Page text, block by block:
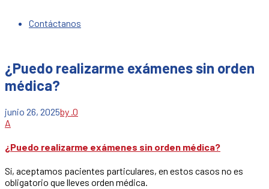
Contáctanos
¿Puedo realizarme exámenes sin orden
médica?
junio 26, 2025by .0
A
¿Puedo realizarme exámenes sin orden médica?
Sí, aceptamos pacientes particulares, en estos casos no es
obligatorio que lleves orden médica.